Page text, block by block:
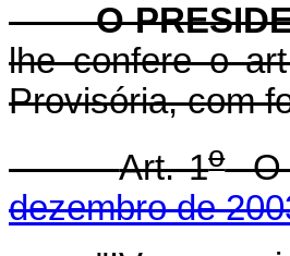
O
lhe confere o
Provisória, com
Art. 1o
dezembro de